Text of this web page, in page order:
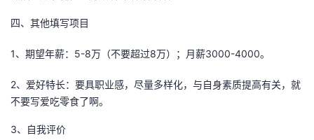
四、其他填写项目
1、期望年薪：5-8万（不要超过8万）；月薪3000-4000。
2、爱好特长：要具职业感，尽量多样化，与自身素质提高有关，就
不要写爱吃零食了啊。
3、自我评价